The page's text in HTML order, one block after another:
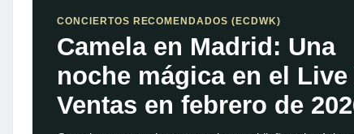
CONCIERTOS RECOMENDADOS (ECDWK)
Camela en Madrid: Una
noche mágica en el Live
Ventas en febrero de